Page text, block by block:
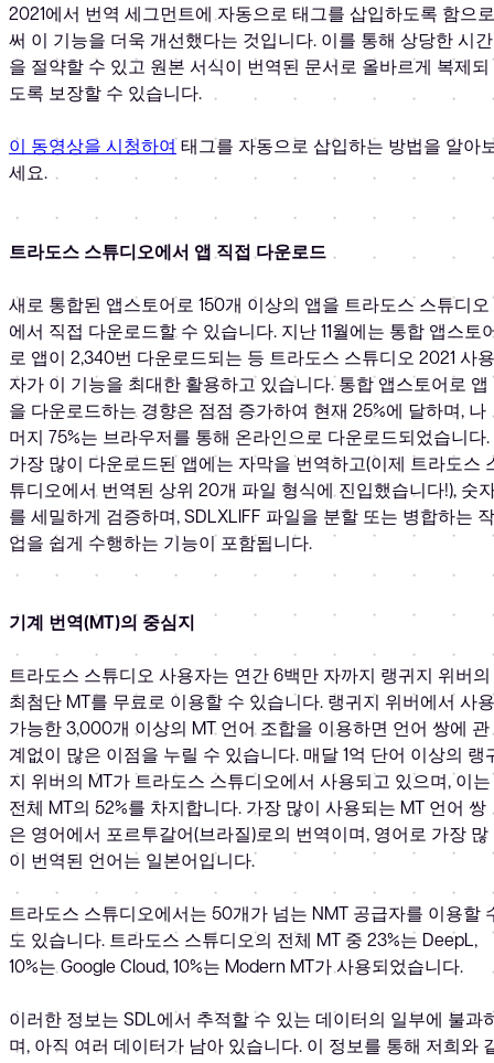
2021에서 번역 세그먼트에 자동으로 태그를 삽입하도록 함으로
써 이 기능을 더욱 개선했다는 것입니다. 이를 통해 상당한 시간
을 절약할 수 있고 원본 서식이 번역된 문서로 올바르게 복제되
도록 보장할 수 있습니다.
이 동영상을 시청하여태그를 자동으로 삽입하는 방법을 알아
세요.
트라도스 스튜디오에서 앱 직접 다운로드
새로 통합된 앱스토어로 150개 이상의 앱을 트라도스 스튜디오
에서 직접 다운로드할 수 있습니다. 지난 11월에는 통합 앱스토
로 앱이 2,340번 다운로드되는 등 트라도스 스튜디오 2021 사용
자가 이 기능을 최대한 활용하고 있습니다. 통합 앱스토어로 앱
을 다운로드하는 경향은 점점 증가하여 현재 25%에 달하며, 나
머지 75%는 브라우저를 통해 온라인으로 다운로드되었습니다.
가장 많이 다운로드된 앱에는 자막을 번역하고(이제 트라도스
튜디오에서 번역된 상위 20개 파일 형식에 진입했습니다!), 숫
를 세밀하게 검증하며, SDLXLIFF 파일을 분할 또는 병합하는 작
업을 쉽게 수행하는 기능이 포함됩니다.
기계 번역(MT)의 중심지
트라도스 스튜디오 사용자는 연간 6백만 자까지 랭귀지 위버의
최첨단 MT를 무료로 이용할 수 있습니다. 랭귀지 위버에서 사용
가능한 3,000개 이상의 MT 언어 조합을 이용하면 언어 쌍에 관
계없이 많은 이점을 누릴 수 있습니다. 매달 1억 단어 이상의 랭
지 위버의 MT가 트라도스 스튜디오에서 사용되고 있으며, 이는
전체 MT의 52%를 차지합니다. 가장 많이 사용되는 MT 언어 쌍
은 영어에서 포르투갈어(브라질)로의 번역이며, 영어로 가장 많
이 번역된 언어는 일본어입니다.
트라도스 스튜디오에서는 50개가 넘는 NMT 공급자를 이용할
도 있습니다. 트라도스 스튜디오의 전체 MT 중 23%는 DeepL,
10%는 Google Cloud, 10%는 Modern MT가 사용되었습니다.
이러한 정보는 SDL에서 추적할 수 있는 데이터의 일부에 불과
며, 아직 여러 데이터가 남아 있습니다. 이 정보를 통해 저희와